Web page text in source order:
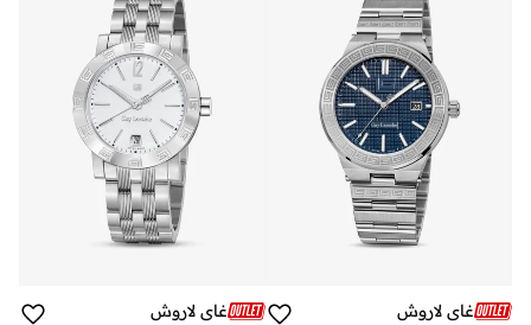
غاي لاروش
غاي لاروش